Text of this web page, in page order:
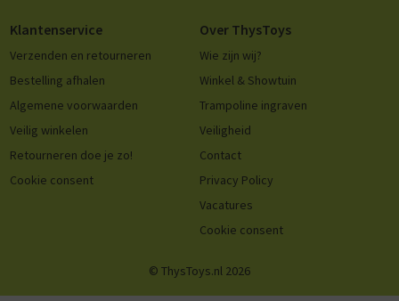
Klantenservice
Verzenden en retourneren
Bestelling afhalen
Algemene voorwaarden
Veilig winkelen
Retourneren doe je zo!
Cookie consent
Over ThysToys
Wie zijn wij?
Winkel & Showtuin
Trampoline ingraven
Veiligheid
Contact
Privacy Policy
Vacatures
Cookie consent
© ThysToys.nl 2026